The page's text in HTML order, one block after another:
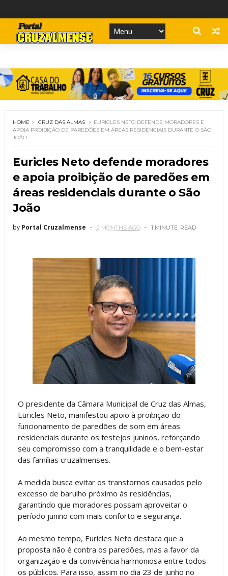
HOME CRUZ DAS ALMAS
EURICLES NETO DEFENDE MORADORES E
APOIA PROIBIÇÃO DE PAREDÕES EM ÁREAS RESIDENCIAIS DURANTE O SÃO
JOÃO
Euricles Neto defende moradores
e apoia proibição de paredões em
áreas residenciais durante o São
João
by Portal Cruzalmense 2 MONTHS AGO 1 MINUTE READ
O presidente da Câmara Municipal de Cruz das Almas,
Euricles Neto, manifestou apoio à proibição do
funcionamento de paredões de som em áreas
residenciais durante os festejos juninos, reforçando
seu compromisso com a tranquilidade e o bem-estar
das famílias cruzalmenses.
A medida busca evitar os transtornos causados pelo
excesso de barulho próximo às residências,
garantindo que moradores possam aproveitar o
período junino com mais conforto e segurança.
Ao mesmo tempo, Euricles Neto destaca que a
proposta não é contra os paredões, mas a favor da
organização e da convivência harmoniosa entre todos
os públicos. Para isso, assim no dia 23 de junho no